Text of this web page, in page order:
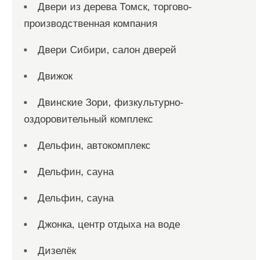
Двери из дерева Томск, торгово-
производственная компания
Двери Сибири, салон дверей
Движок
Двинские Зори, физкультурно-
оздоровительный комплекс
Дельфин, автокомплекс
Дельфин, сауна
Дельфин, сауна
Джонка, центр отдыха на воде
Дизелёк